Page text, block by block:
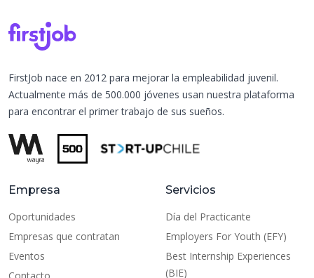
FirstJob nace en 2012 para mejorar la empleabilidad juvenil.
Actualmente más de 500.000 jóvenes usan nuestra plataforma
para encontrar el primer trabajo de sus sueños.
Empresa
Oportunidades
Empresas que contratan
Eventos
Servicios
Día del Practicante
Employers For Youth (EFY)
Best Internship Experiences
(BIE)